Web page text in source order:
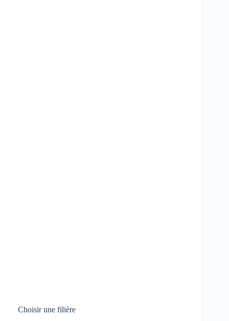
Choisir une filière